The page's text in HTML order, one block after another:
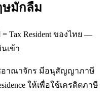
ษมักลืม
= Tax Resident ของไทย —
เข้า
ชอาณาจักร มีอนุสัญญาภาษี
ให้เพื่อใช้เครดิตภาษี